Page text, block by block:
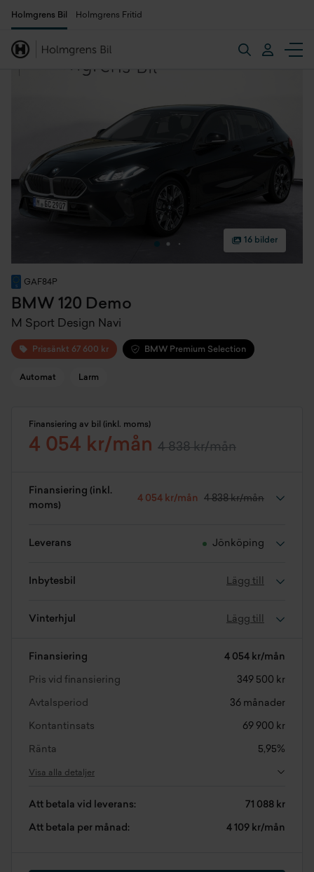
Holmgrens Bil Holmgrens Fritid
16 bilder
GAF84P
BMW 120 Demo
M Sport Design Navi
Prissänkt 67 600 kr BMW Premium Selection
Automat Larm
Finansiering av bil (inkl. moms)
4 054 kr/mån 4 838 kr/mån
Finansiering (inkl.
moms)
4 054 kr/mån 4 838 kr/mån
Leverans Jönköping
Inbytesbil Lägg till
Vinterhjul Lägg till
Finansiering 4 054 kr/mån
Pris vid finansiering 349 500 kr
Avtalsperiod 36 månader
Kontantinsats 69 900 kr
Ränta 5,95%
Visa alla detaljer
Att betala vid leverans: 71 088 kr
Att betala per månad: 4 109 kr/mån